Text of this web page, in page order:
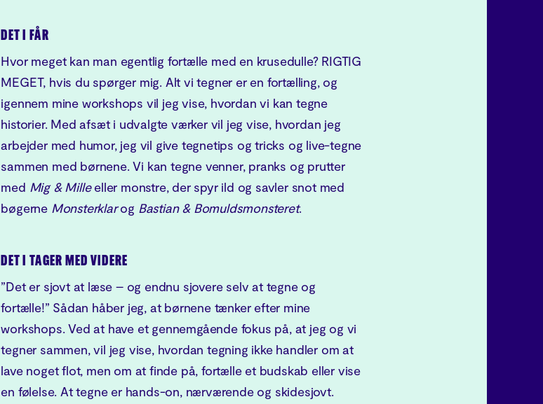
DET I FÅR
Hvor meget kan man egentlig fortælle med en krusedulle? RIGTIG
MEGET, hvis du spørger mig. Alt vi tegner er en fortælling, og
igennem mine workshops vil jeg vise, hvordan vi kan tegne
historier. Med afsæt i udvalgte værker vil jeg vise, hvordan jeg
arbejder med humor, jeg vil give tegnetips og tricks og live-tegne
sammen med børnene. Vi kan tegne venner, pranks og prutter
med Mig & Milleeller monstre, der spyr ild og savler snot med
bøgerne Monsterklarog Bastian & Bomuldsmonsteret.
DET I TAGER MED VIDERE
”Det er sjovt at læse – og endnu sjovere selv at tegne og
fortælle!” Sådan håber jeg, at børnene tænker efter mine
workshops. Ved at have et gennemgående fokus på, at jeg og vi
tegner sammen, vil jeg vise, hvordan tegning ikke handler om at
lave noget flot, men om at finde på, fortælle et budskab eller vise
en følelse. At tegne er hands-on, nærværende og skidesjovt.